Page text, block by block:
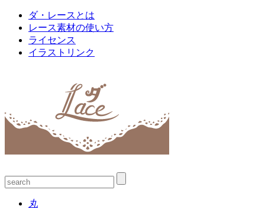
ダ・レースとは
レース素材の使い方
ライセンス
イラストリンク
丸